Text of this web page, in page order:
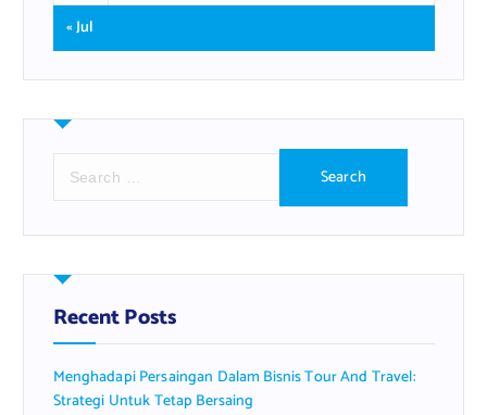
« Jul
r
h
f
o
:
Recent Posts
Menghadapi Persaingan Dalam Bisnis Tour And Travel:
Strategi Untuk Tetap Bersaing